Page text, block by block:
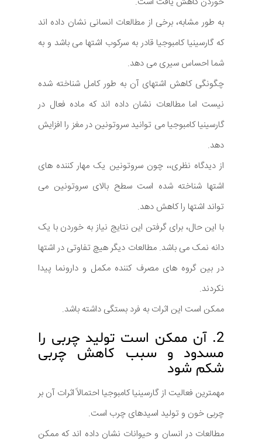
به طور مشابه، برخی از مطالعات انسانی نشان داده اند
که گارسینیا کامبوجیا قادر به سرکوب اشتها می باشد و به
شما احساس سیری می دهد.
چگونگی کاهش اشتهای آن به طور کامل شناخته شده
نیست اما مطالعات نشان داده اند که ماده فعال در
گارسینیا کامبوجیا می توانید سروتونین در مغز را افزایش
دهد.
از دیدگاه نظری،، چون سروتونین یک مهار کننده های
اشتها شناخته شده است سطح بالای سروتونین می
تواند اشتها را کاهش دهد.
با این حال، برای گرفتن این نتایج نیاز به خوردن با یک
دانه نمک می باشد. مطالعات دیگر هیچ تفاوتی در اشتها
در بین گروه های مصرف کننده مکمل و دارونما پیدا
نکردند.
ممکن است این اثرات به فرد بستگی داشته باشد.
2. آن ممکن است تولید چربی را
مسدود و سبب کاهش چربی
شکم شود
مهمترین فعالیت از گارسینیا کامبوجیا احتمالاً اثرات آن بر
چربی خون و تولید اسیدهای چرب است.
مطالعات در انسان و حیوانات نشان داده اند که ممکن